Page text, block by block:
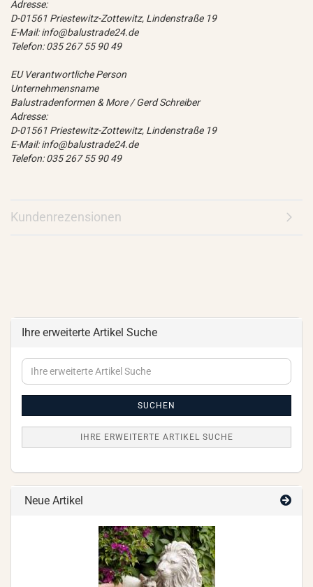
Adresse:
D-01561 Priestewitz-Zottewitz, Lindenstraße 19
E-Mail: info@balustrade24.de
Telefon: 035 267 55 90 49
EU Verantwortliche Person
Unternehmensname
Balustradenformen & More / Gerd Schreiber
Adresse:
D-01561 Priestewitz-Zottewitz, Lindenstraße 19
E-Mail: info@balustrade24.de
Telefon: 035 267 55 90 49
Kundenrezensionen
Ihre erweiterte Artikel Suche
Ihre
erweiterte
SUCHEN
IHRE ERWEITERTE ARTIKEL SUCHE
Neue Artikel